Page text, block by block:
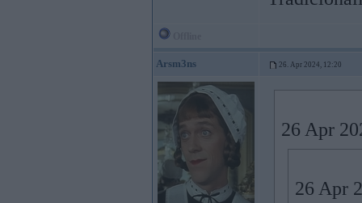
Arsm3ns 26. Apr 2024, 12:20
26 Apr
26 Apr